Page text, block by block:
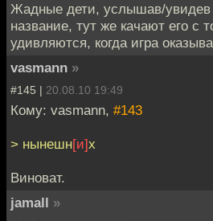
Жадные дети, услышав/увидев
название, тут же качают его с
удивляются, когда игра
vasmann »
#145 | 20.08.10 19:49
Кому: vasmann, #143
> нынешн[и]х
Виноват.
jamall »